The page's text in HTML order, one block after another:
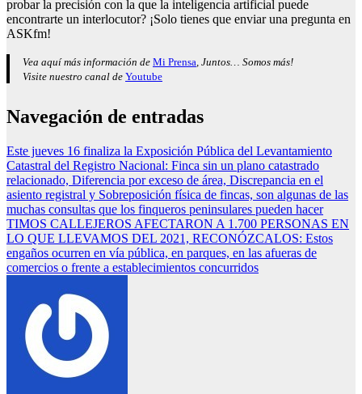
probar la precisión con la que la inteligencia artificial puede
encontrarte un interlocutor? ¡Solo tienes que enviar una pregunta en
ASKfm!
Vea aquí más información de Mi Prensa, Juntos… Somos más!
Visite nuestro canal de Youtube
Navegación de entradas
Este jueves 16 finaliza la Exposición Pública del Levantamiento
Catastral del Registro Nacional: Finca sin un plano catastrado
relacionado, Diferencia por exceso de área, Discrepancia en el
asiento registral y Sobreposición física de fincas, son algunas de las
muchas consultas que los finqueros peninsulares pueden hacer
TIMOS CALLEJEROS AFECTARON A 1.700 PERSONAS EN
LO QUE LLEVAMOS DEL 2021, RECONÓZCALOS: Estos
engaños ocurren en vía pública, en parques, en las afueras de
comercios o frente a establecimientos concurridos